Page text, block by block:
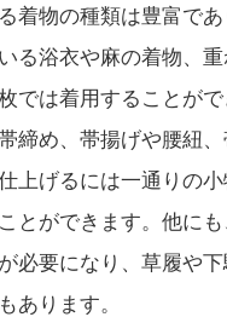
着物の種類は豊富で
る浴衣や麻の着物、
では着用することが
締め、帯揚げや腰紐
上げるには一通りの
とができます。他に
必要になり、草履や
あります。